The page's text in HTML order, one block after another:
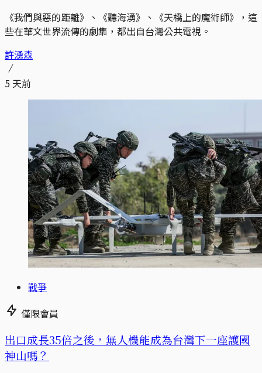
《我們與惡的距離》、《聽海湧》、《天橋上的魔術師》，這
些在華文世界流傳的劇集，都出自台灣公共電視。
許湧森
5 天前
戰爭
僅限會員
出口成長35倍之後，無人機能成為台灣下一座護國
神山嗎？